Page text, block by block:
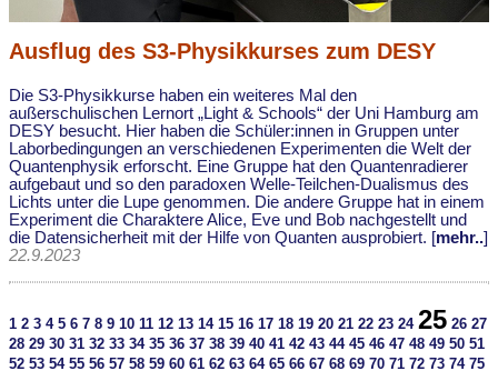
Ausflug des S3-Physikkurses zum DESY
Die S3-Physikkurse haben ein weiteres Mal den
außerschulischen Lernort „Light & Schools“ der Uni Hamburg am
DESY besucht. Hier haben die Schüler:innen in Gruppen unter
Laborbedingungen an verschiedenen Experimenten die Welt der
Quantenphysik erforscht. Eine Gruppe hat den Quantenradierer
aufgebaut und so den paradoxen Welle-Teilchen-Dualismus des
Lichts unter die Lupe genommen. Die andere Gruppe hat in einem
Experiment die Charaktere Alice, Eve und Bob nachgestellt und
die Datensicherheit mit der Hilfe von Quanten ausprobiert. [mehr..]
22.9.2023
1 2 3 4 5 6 7 8 9 10 11 12 13 14 15 16 17 18 19 20 21 22 23 24 25 26 27
28 29 30 31 32 33 34 35 36 37 38 39 40 41 42 43 44 45 46 47 48 49 50 51
52 53 54 55 56 57 58 59 60 61 62 63 64 65 66 67 68 69 70 71 72 73 74 75